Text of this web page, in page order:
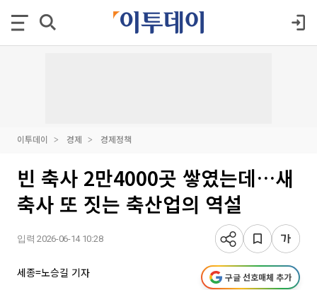
이투데이 경제 경제정책
빈 축사 2만4000곳 쌓였는데…새
축사 또 짓는 축산업의 역설
입력 2026-06-14 10:28
세종=노승길 기자 구글 선호매체 추가